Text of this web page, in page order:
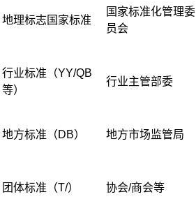
地理标志国家标准
国家标准化管理委
员会
行业标准（YY/QB
等）
行业主管部委
地方标准（DB） 地方市场监管局
团体标准（T/） 协会/商会等